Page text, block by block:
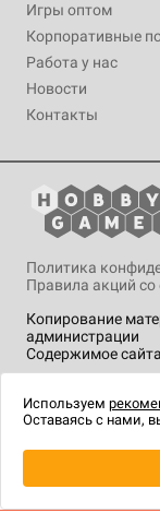
Игры оптом
Корпоративные
Работа у нас
Новости
Контакты
Копирование
администрации
Содержимое
Политика
Правила акций со
технологии.
Используем
Оставаясь с нами,